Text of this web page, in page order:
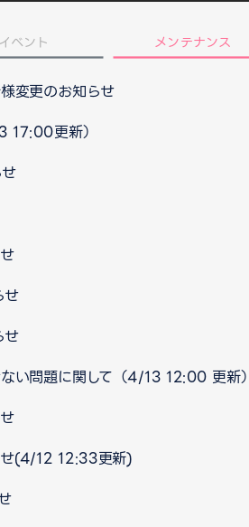
イベント メンテナンス
変更のお知らせ
17:00更新）
せ
せ
い問題に関して（4/13 12:00 更新）
せ(4/12 12:33更新)